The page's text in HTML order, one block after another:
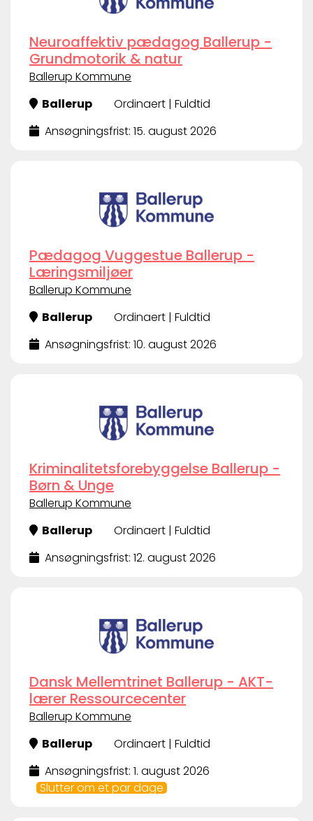
Neuroaffektiv pædagog Ballerup -
Grundmotorik & natur
Ballerup Kommune
Ballerup
Ordinaert | Fuldtid
Ansøgningsfrist: 15. august 2026
Pædagog Vuggestue Ballerup -
Læringsmiljøer
Ballerup Kommune
Ballerup
Ordinaert | Fuldtid
Ansøgningsfrist: 10. august 2026
Kriminalitetsforebyggelse Ballerup -
Børn & Unge
Ballerup Kommune
Ballerup
Ordinaert | Fuldtid
Ansøgningsfrist: 12. august 2026
Dansk Mellemtrinet Ballerup - AKT-
lærer Ressourcecenter
Ballerup Kommune
Ballerup
Ordinaert | Fuldtid
Ansøgningsfrist: 1. august 2026
Slutter om et par dage